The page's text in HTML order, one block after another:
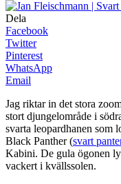
Dela
Facebook
Twitter
Pinterest
WhatsApp
Email
Jag riktar in det stora
stort djungelområde i
svarta leopardhanen
Black Panther (svart
Kabini. De gula ögonen
vackert i kvällssolen.